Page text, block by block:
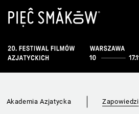
Akademia Azjatycka Zapowiedzi